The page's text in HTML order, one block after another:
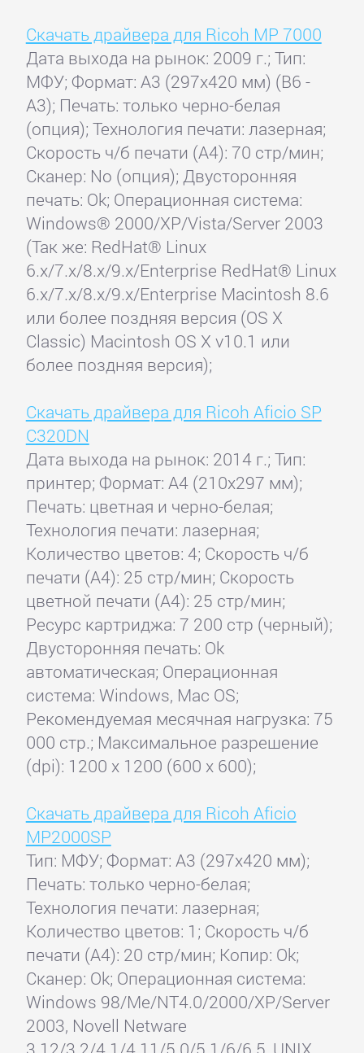
Скачать драйвера для Ricoh MP 7000
Дата выхода на рынок: 2009 г.; Тип:
МФУ; Формат: A3 (297x420 мм) (B6 -
A3); Печать: только черно-белая
(опция); Технология печати: лазерная;
Скорость ч/б печати (А4): 70 стр/мин;
Сканер: No (опция); Двусторонняя
печать: Ok; Операционная система:
Windows® 2000/XP/Vista/Server 2003
(Так же: RedHat® Linux
6.x/7.x/8.x/9.x/Enterprise RedHat® Linux
6.x/7.x/8.x/9.x/Enterprise Macintosh 8.6
или более поздняя версия (OS X
Classic) Macintosh OS X v10.1 или
более поздняя версия);
Скачать драйвера для Ricoh Aficio SP
C320DN
Дата выхода на рынок: 2014 г.; Тип:
принтер; Формат: A4 (210x297 мм);
Печать: цветная и черно-белая;
Технология печати: лазерная;
Количество цветов: 4; Скорость ч/б
печати (А4): 25 стр/мин; Скорость
цветной печати (А4): 25 стр/мин;
Ресурс картриджа: 7 200 стр (черный);
Двусторонняя печать: Ok
автоматическая; Операционная
система: Windows, Mac OS;
Рекомендуемая месячная нагрузка: 75
000 стр.; Максимальное разрешение
(dpi): 1200 x 1200 (600 x 600);
Скачать драйвера для Ricoh Aficio
MP2000SP
Тип: МФУ; Формат: A3 (297x420 мм);
Печать: только черно-белая;
Технология печати: лазерная;
Количество цветов: 1; Скорость ч/б
печати (А4): 20 стр/мин; Копир: Ok;
Сканер: Ok; Операционная система:
Windows 98/Me/NT4.0/2000/XP/Server
2003, Novell Netware